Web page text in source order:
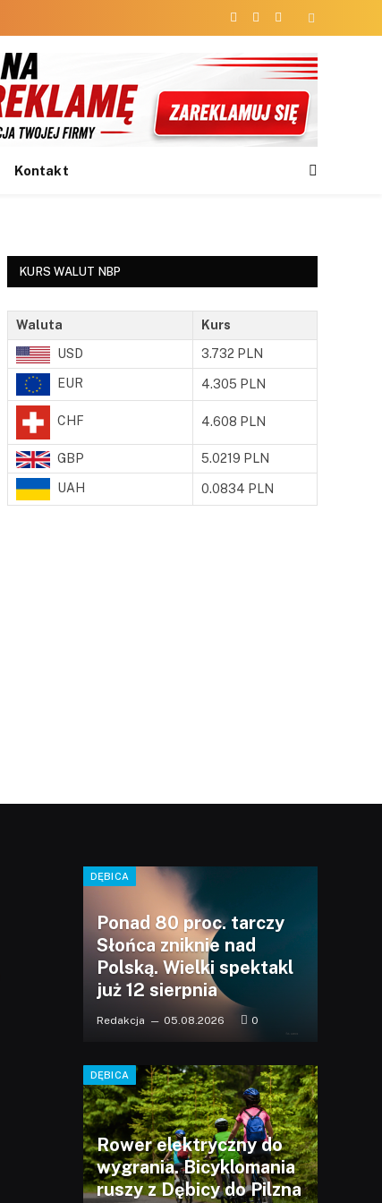
Facebook
X
Instagram
Kontakt
KURS WALUT NBP
Waluta
Kurs
USD
3.732 PLN
EUR 4.305 PLN
CHF 4.608 PLN
GBP 5.0219 PLN
UAH 0.0834 PLN
DĘBICA
Ponad 80 proc. tarczy
Słońca zniknie nad
Polską. Wielki spektakl
już 12 sierpnia
Redakcja 05.08.2026 0
DĘBICA
Rower elektryczny do
wygrania. Bicyklomania
ruszy z Dębicy do Pilzna